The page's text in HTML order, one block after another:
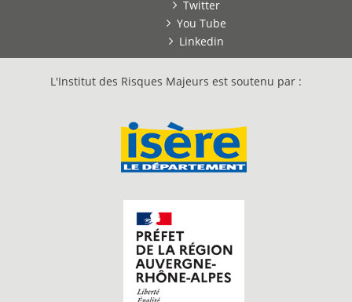
Twitter
You Tube
Linkedin
L'Institut des Risques Majeurs est soutenu par :